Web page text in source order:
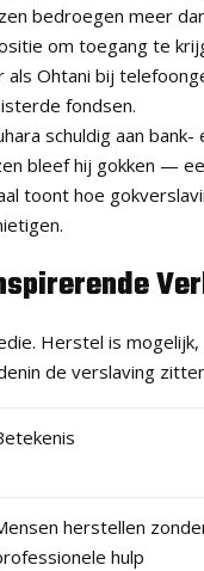
bedroegen meer
om toegang te
als Ohtani bij
fondsen.
schuldig aan
bleef hij gokken —
toont hoe
Herstel is
de verslaving
herstellen
hulp